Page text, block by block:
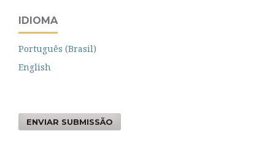
IDIOMA
Português (Brasil)
English
ENVIAR SUBMISSÃO